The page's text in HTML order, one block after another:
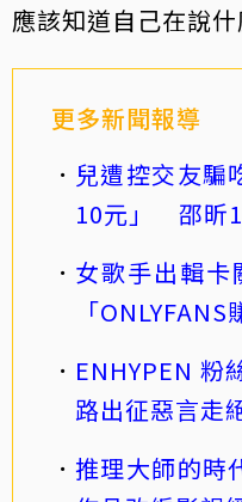
應該知道自己在說什
更多新聞報導
兒遭控交友騙
10元」 邵昕
女歌手出輯
「
ENHYPEN 粉
路出征惡言走
推理大師的